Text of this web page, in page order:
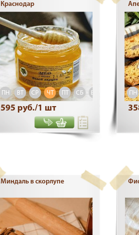
Краснодар
ПН ВТ СР ЧТ ПТ СБ ВС
595 руб./1 шт
ПН
Миндаль в скорлупе